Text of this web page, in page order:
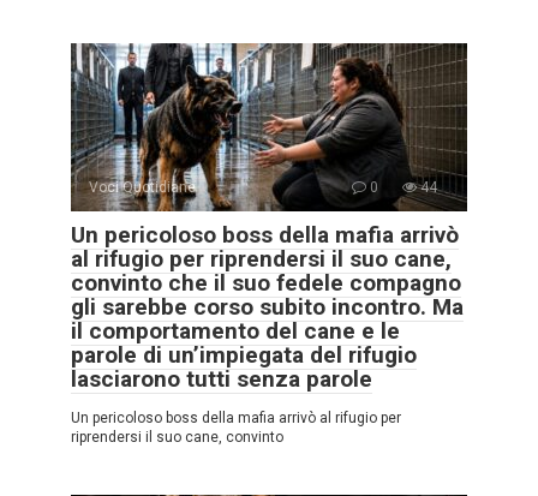
Voci Quotidiane 0 44
Un pericoloso boss della mafia arrivò
al rifugio per riprendersi il suo cane,
convinto che il suo fedele compagno
gli sarebbe corso subito incontro. Ma
il comportamento del cane e le
parole di un’impiegata del rifugio
lasciarono tutti senza parole
Un pericoloso boss della mafia arrivò al rifugio per
riprendersi il suo cane, convinto